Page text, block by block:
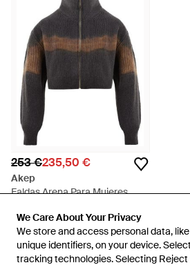
We Care About Your Privacy
We store and access personal data,
unique identifiers, on your device.
tracking technologies. Selecting
We Care About Your Privacy
We store and access personal data,
unique identifiers, on your device.
tracking technologies. Selecting
253 €235,50 €
Akep
Faldas Arena Para Mujeres,
REBAJAS